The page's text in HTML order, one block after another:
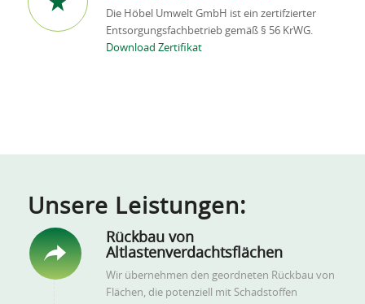
Die Höbel Umwelt GmbH ist ein zertifzierter
Entsorgungsfachbetrieb gemäß § 56 KrWG.
Download Zertifikat
Unsere Leistungen:
Rückbau von
Altlastenverdachtsflächen
Wir übernehmen den geordneten Rückbau von
Flächen, die potenziell mit Schadstoffen